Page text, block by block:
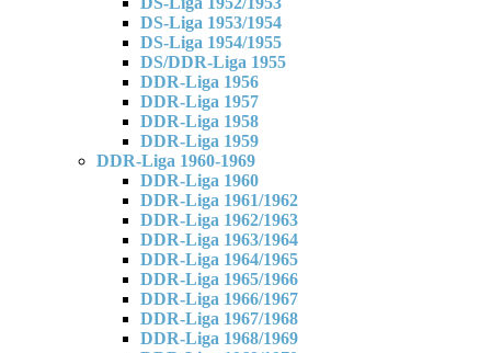
DS-Liga 1953/1954
DS-Liga 1954/1955
DS/DDR-Liga 1955
DDR-Liga 1956
DDR-Liga 1957
DDR-Liga 1958
DDR-Liga 1959
DDR-Liga 1960-1969
DDR-Liga 1960
DDR-Liga 1961/1962
DDR-Liga 1962/1963
DDR-Liga 1963/1964
DDR-Liga 1964/1965
DDR-Liga 1965/1966
DDR-Liga 1966/1967
DDR-Liga 1967/1968
DDR-Liga 1968/1969